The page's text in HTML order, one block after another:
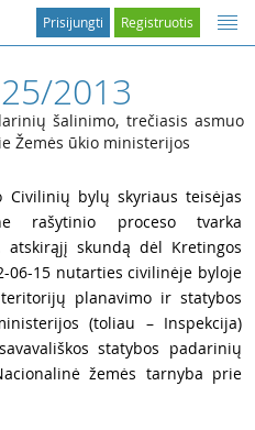
Registruotis
Prisijungti
2013
šalinimo, trečiasis asmuo
Žemės ūkio ministerijos
Civilinių bylų skyriaus teisėjas
rašytinio proceso tvarka
atskirąjį skundą dėl Kretingos
06-15 nutarties civilinėje byloje
planavimo ir statybos
(toliau – Inspekcija)
statybos padarinių
žemės tarnyba prie